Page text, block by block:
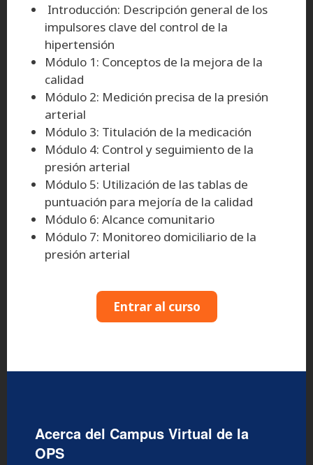
Introducción: Descripción general de los
impulsores clave del control de la
hipertensión
Módulo 1: Conceptos de la mejora de la
calidad
Módulo 2: Medición precisa de la presión
arterial
Módulo 3: Titulación de la medicación
Módulo 4: Control y seguimiento de la
presión arterial
Módulo 5: Utilización de las tablas de
puntuación para mejoría de la calidad
Módulo 6: Alcance comunitario
Módulo 7: Monitoreo domiciliario de la
presión arterial
Entrar al curso
Acerca del Campus Virtual de la
OPS